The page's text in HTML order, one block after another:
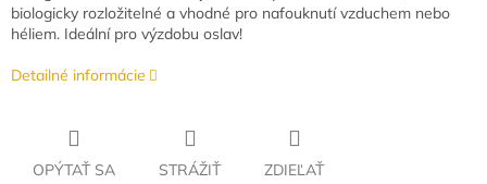
biologicky rozložitelné a vhodné pro nafouknutí vzduchem nebo
héliem. Ideální pro výzdobu oslav!
Detailné informácie
OPÝTAŤ SA STRÁŽIŤ ZDIEĽAŤ